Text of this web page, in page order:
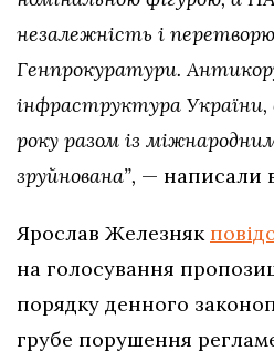
незалежність і
Генпрокуратури.
інфраструктура України,
року разом із
зруйнована”, — написали
Ярослав Железняк
на голосування
порядку денного
грубе порушення